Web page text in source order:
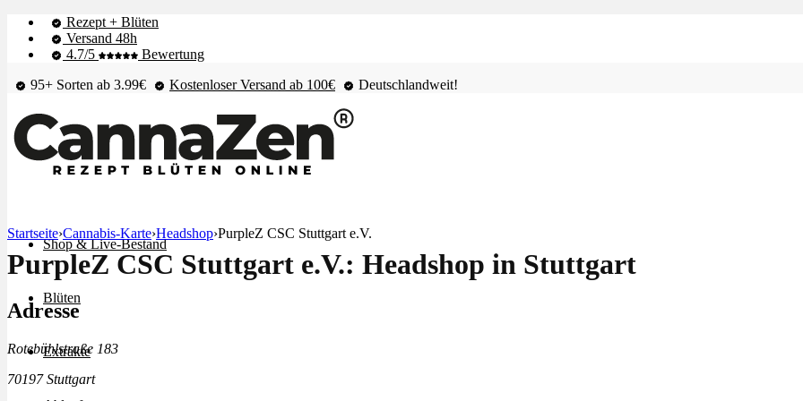
Rezept + Blüten
Versand 48h
4.7/5
Bewertung
95+ Sorten ab 3.99€
Kostenloser Versand ab 100€ Deutschlandweit!
Shop & Live-Bestand
Blüten
Extrakte
Startseite›Cannabis-Karte›Headshop›PurpleZ CSC Stuttgart e.V.
PurpleZ CSC Stuttgart e.V.: Headshop in Stuttgart
Adresse
Rotebühlstraße 183
70197 Stuttgart